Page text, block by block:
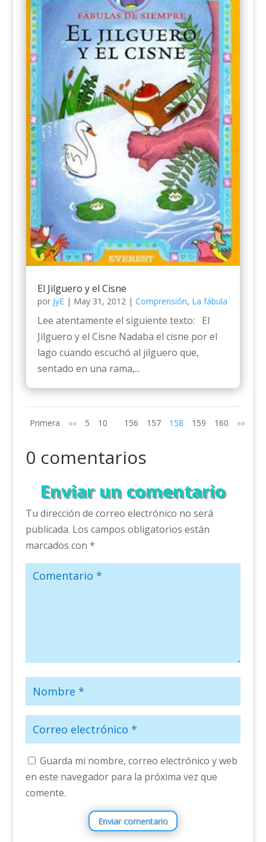
El Jilguero y el Cisne
por JyE| May 31, 2012 | Comprensión, La fábula
Lee atentamente el siguiente texto: El
Jilguero y el Cisne Nadaba el cisne por el
lago cuando escuchó al jilguero que,
sentado en una rama,...
Primera «« 5 10 156 157 158 159 160 »»
0 comentarios
Enviar un comentario
Tu dirección de correo electrónico no será
publicada. Los campos obligatorios están
marcados con *
Guarda mi nombre, correo electrónico y web
en este navegador para la próxima vez que
comente.
Enviar comentario